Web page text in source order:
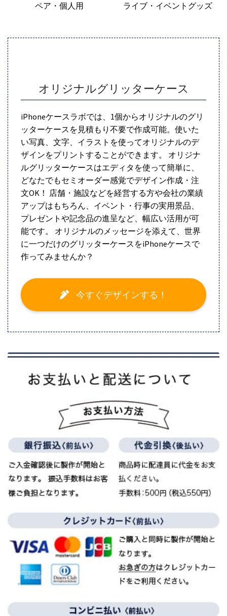
ペア・個人用 ライブ・イベントグッズ
オリジナルグリッターケース
iPhoneケースラボでは、1個からオリジナルのグリ
ッターケースを見積もり不要で作成可能。使いた
い写真、文字、イラストを使ってオリジナルのデ
ザインをプリントすることができます。 オリジナ
ルグリッターケースはエディタを使って簡単に、
どなたでもセミオーダー感覚でデザイン作成・注
文OK！ 店舗・施設などを経営する方や会社の業績
アップはもちろん、イベント・行事の実用景品、
プレゼントや記念品の進呈など、幅広い活用が可
能です。 オリジナルのメッセージを添えて、世界
に一つだけのグリッターケースをiPhoneケースで
作ってみませんか？
今すぐデザインする！